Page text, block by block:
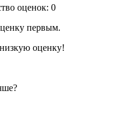
оценок: 0
первым.
оценку!